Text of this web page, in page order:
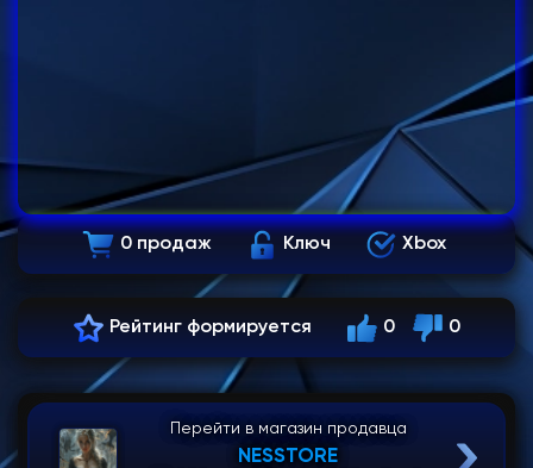
0 продаж Ключ Xbox
Рейтинг формируется 0 0
Перейти в магазин продавца
NESSTORE